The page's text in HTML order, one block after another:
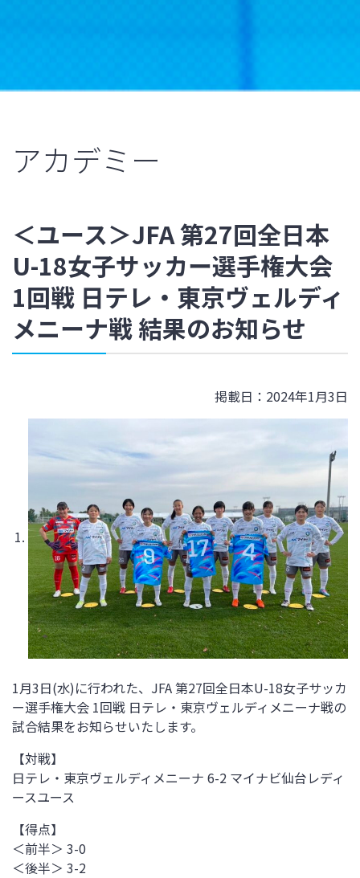
アカデミー
＜ユース＞JFA 第27回全日本
U-18女子サッカー選手権大会
1回戦 日テレ・東京ヴェルディ
メニーナ戦 結果のお知らせ
掲載日：2024年1月3日
1月3日(水)に行われた、JFA 第27回全日本U-18女子サッカ
ー選手権大会 1回戦 日テレ・東京ヴェルディメニーナ戦の
試合結果をお知らせいたします。
【対戦】
日テレ・東京ヴェルディメニーナ 6-2 マイナビ仙台レディ
ースユース
【得点】
＜前半＞ 3-0
＜後半＞ 3-2